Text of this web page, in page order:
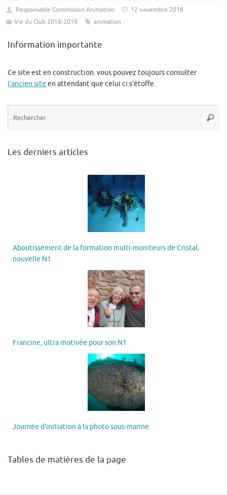
Responsable Commission Animation
12 novembre 2018
Vie du Club 2018-2019
animation
Information importante
Ce site est en construction. vous pouvez toujours consulter
l’ancien site en attendant que celui ci s’étoffe.
Les derniers articles
Aboutissement de la formation multi-moniteurs de Cristal,
nouvelle N1
Francine, ultra motivée pour son N1
Journée d’initiation à la photo sous-marine
Tables de matières de la page